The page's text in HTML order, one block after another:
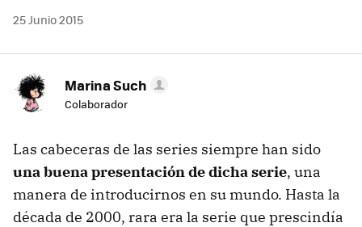
25 Junio 2015
Marina Such
Colaborador
Las cabeceras de las series siempre han sido
una buena presentación de dicha serie, una
manera de introducirnos en su mundo. Hasta la
década de 2000, rara era la serie que prescindía